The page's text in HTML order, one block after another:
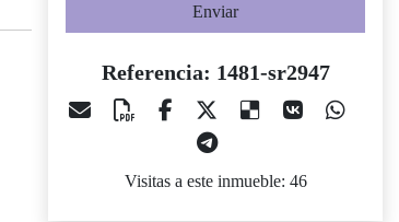
Enviar
Referencia: 1481-sr2947
Visitas a este inmueble: 46